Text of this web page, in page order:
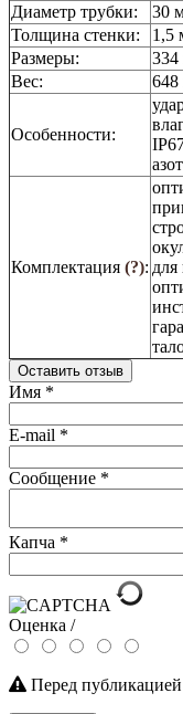
Диаметр трубки:
30
Толщина стенки:
1,5
Размеры:
Вес:
648
Особенности:
Комплектация (?): для
Оставить отзыв
Имя *
E-mail *
Сообщение *
Капча *
Оценка /
Перед